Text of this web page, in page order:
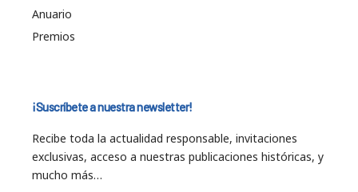
Anuario
Premios
¡Suscríbete a nuestra newsletter!
Recibe toda la actualidad responsable, invitaciones
exclusivas, acceso a nuestras publicaciones históricas, y
mucho más…